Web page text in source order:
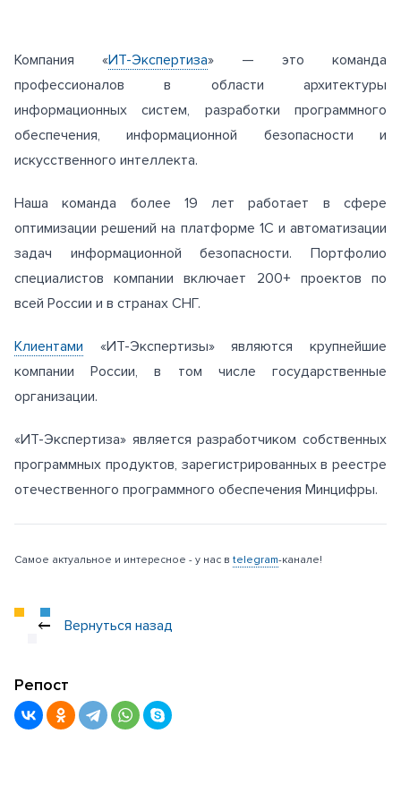
Компания «ИТ-Экспертиза» — это команда
профессионалов в области архитектуры
информационных систем, разработки программного
обеспечения, информационной безопасности и
искусственного интеллекта.
Наша команда более 19 лет работает в сфере
оптимизации решений на платформе 1С и автоматизации
задач информационной безопасности. Портфолио
специалистов компании включает 200+ проектов по
всей России и в странах СНГ.
Клиентами «ИТ-Экспертизы» являются крупнейшие
компании России, в том числе государственные
организации.
«ИТ-Экспертиза» является разработчиком собственных
программных продуктов, зарегистрированных в реестре
отечественного программного обеспечения Минцифры.
Самое актуальное и интересное - у нас в telegram-канале!
Вернуться назад
Репост